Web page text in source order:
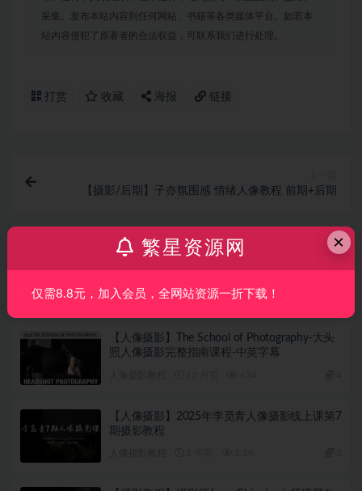
采集、发布本站内容到任何网站、书籍等各类媒体平台。如若本
站内容侵犯了原著者的合法权益，可联系我们进行处理。
打赏 收藏 海报 链接
【摄影/后期】子亦氛围感 情绪人像教程 前期+后期
【软件】最新达芬奇调色软件 DaVinci Resolve Studio
20.0.1 正式破解版
相关文章
【人像摄影】The School of Photography-大头
照人像摄影完整指南课程-中英字幕
【人像摄影】2025年李觅青人像摄影线上课第7
期摄影教程
×
繁星资源网
仅需8.8元，加入会员，全网站资源一折下载！